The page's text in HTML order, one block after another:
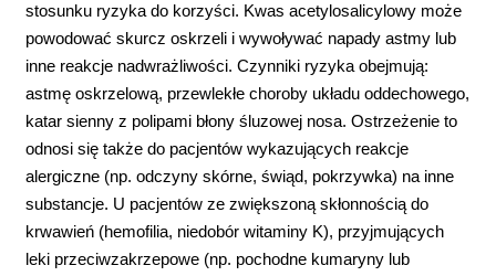
stosunku ryzyka do korzyści. Kwas acetylosalicylowy może
powodować skurcz oskrzeli i wywoływać napady astmy lub
inne reakcje nadwrażliwości. Czynniki ryzyka obejmują:
astmę oskrzelową, przewlekłe choroby układu oddechowego,
katar sienny z polipami błony śluzowej nosa. Ostrzeżenie to
odnosi się także do pacjentów wykazujących reakcje
alergiczne (np. odczyny skórne, świąd, pokrzywka) na inne
substancje. U pacjentów ze zwiększoną skłonnością do
krwawień (hemofilia, niedobór witaminy K), przyjmujących
leki przeciwzakrzepowe (np. pochodne kumaryny lub